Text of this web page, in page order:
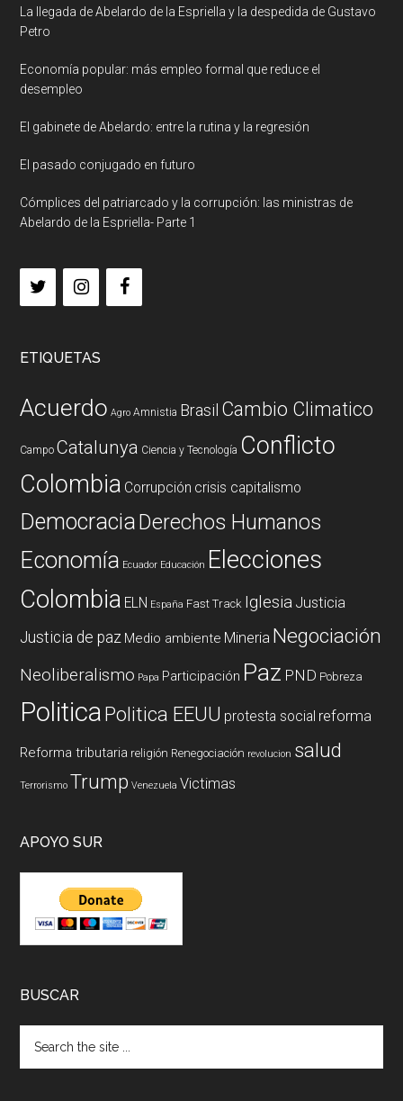
La llegada de Abelardo de la Espriella y la despedida de Gustavo
Petro
Economía popular: más empleo formal que reduce el
desempleo
El gabinete de Abelardo: entre la rutina y la regresión
El pasado conjugado en futuro
Cómplices del patriarcado y la corrupción: las ministras de
Abelardo de la Espriella- Parte 1
ETIQUETAS
Acuerdo Agro Amnistia Brasil Cambio Climatico
Campo Catalunya Ciencia y Tecnología Conflicto
Colombia Corrupción crisis capitalismo
DemocraciaDerechos Humanos
Economía Ecuador Educación Elecciones
Colombia ELN España Fast Track Iglesia Justicia
Justicia de paz Medio ambiente Mineria Negociación
Neoliberalismo Papa Participación Paz PND Pobreza
PoliticaPolitica EEUU protesta social reforma
Reforma tributaria religión Renegociación revolucion salud
Terrorismo Trump Venezuela Victimas
APOYO SUR
BUSCAR